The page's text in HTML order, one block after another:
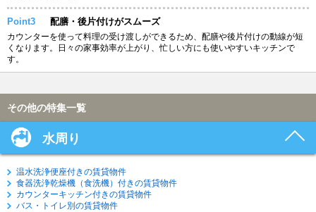
Point3 配膳・後片付けがスムーズ
カウンターを使って料理の受け渡しができるため、配膳や後片付けの動線が短
くなります。日々の家事効率が上がり、忙しい方にも使いやすいキッチンで
す。
その他の特集一覧
水周り
温水洗浄便座付きの賃貸物件
食器洗浄乾燥機（食洗機）付きの賃貸物件
カウンターキッチン付きの賃貸物件
バス・トイレ別の賃貸物件